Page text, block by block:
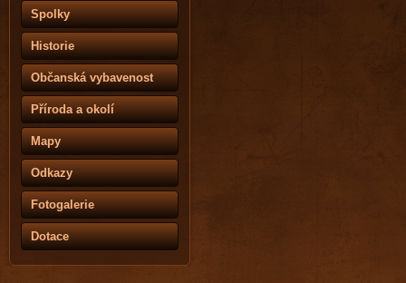
Spolky
Historie
Občanská vybavenost
Příroda a okolí
Mapy
Odkazy
Fotogalerie
Dotace